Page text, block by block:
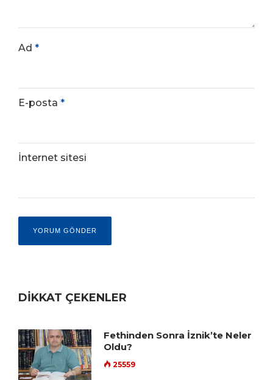
Ad *
E-posta *
İnternet sitesi
DİKKAT ÇEKENLER
Fethinden Sonra İznik’te Neler
Oldu?
25559